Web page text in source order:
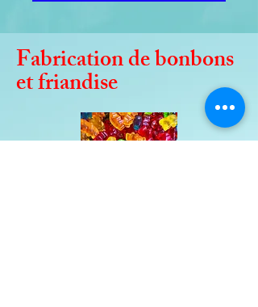
Fabrication de bonbons
et friandise